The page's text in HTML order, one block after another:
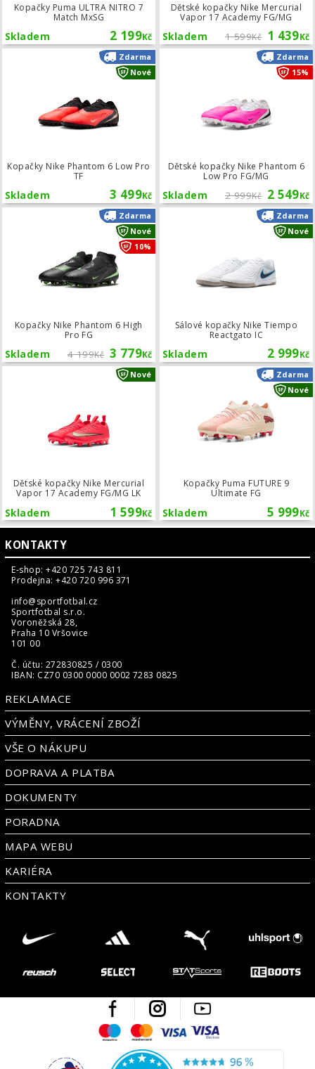
Kopačky Puma ULTRA NITRO 7
Match MxSG
2 199Kč
Skladem
Dětské kopačky Nike Mercurial
Vapor 17 Academy FG/MG
1 599Kč 1 439Kč
Skladem
Kopačky Nike Phantom 6 Low Pro
TF
3 499Kč
Skladem
Zdarma
Nové
Kopačky Nike Phantom 6 Low Pro TF
Dětské kopačky Nike Phantom 6
Low Pro FG/MG
2 999Kč 2 549Kč
Skladem
Zdarma
15%
Kopačky Nike Phantom 6 High
Pro FG
4 199Kč 3 779Kč
Skladem
Zdarma
Nové
10%
Kopačky Nike Phantom 6 High Pro
Sálové kopačky Nike Tiempo
Reactgato IC
2 999Kč
Skladem
Zdarma
Nové
Dětské kopačky Nike Mercurial
Vapor 17 Academy FG/MG LK
1 599Kč
Skladem
Nové Dětské kopačky Nike Mercurial
Kopačky Puma FUTURE 9
Ultimate FG
5 999Kč
Skladem
Zdarma
Nové
KONTAKTY
E-shop: +420 725 743 811
Prodejna: +420 720 996 371
info@sportfotbal.cz
Sportfotbal s.r.o.
Voroněžská 28,
Praha 10 Vršovice
101 00
Č. účtu: 272830825 / 0300
IBAN: CZ70 0300 0000 0002 7283 0825
REKLAMACE
VÝMĚNY, VRÁCENÍ ZBOŽÍ
VŠE O NÁKUPU
DOPRAVA A PLATBA
DOKUMENTY
PORADNA
MAPA WEBU
KARIÉRA
KONTAKTY
Facebook Instagram
MaestroMastercard
Visa
Česká kvalita